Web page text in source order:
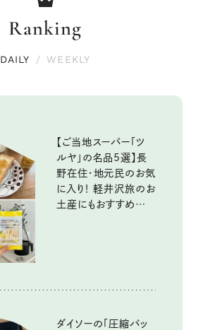
Ranking
DAILY / WEEKLY
【ご当地スーパー「ツ
ルヤ」の名品5選】長
野在住・地元民のお気
に入り！ 軽井沢旅のお
土産にもおすすめのお
ダイソーの「圧縮バッ